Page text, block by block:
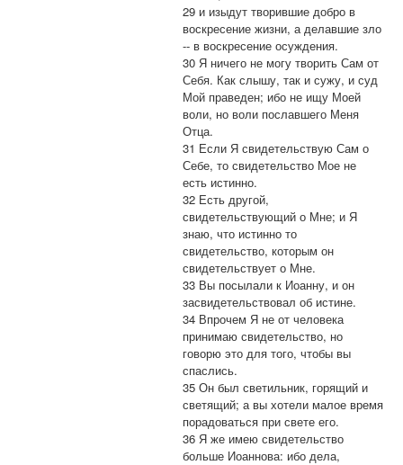
29 и изыдут творившие добро в
воскресение жизни, а делавшие зло
-- в воскресение осуждения.
30 Я ничего не могу творить Сам от
Себя. Как слышу, так и сужу, и суд
Мой праведен; ибо не ищу Моей
воли, но воли пославшего Меня
Отца.
31 Если Я свидетельствую Сам о
Себе, то свидетельство Мое не
есть истинно.
32 Есть другой,
свидетельствующий о Мне; и Я
знаю, что истинно то
свидетельство, которым он
свидетельствует о Мне.
33 Вы посылали к Иоанну, и он
засвидетельствовал об истине.
34 Впрочем Я не от человека
принимаю свидетельство, но
говорю это для того, чтобы вы
спаслись.
35 Он был светильник, горящий и
светящий; а вы хотели малое время
порадоваться при свете его.
36 Я же имею свидетельство
больше Иоаннова: ибо дела,